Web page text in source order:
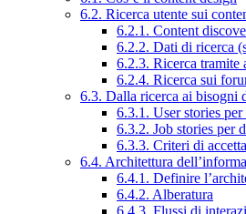
6.2. Ricerca utente sui
6.2.1. Content
6.2.2. Dati di ricerca
6.2.3. Ricerca tramite
6.2.4. Ricerca sui
6.3. Dalla ricerca ai bisogni
6.3.1. User stories
6.3.2. Job stories per
6.3.3. Criteri di
6.4. Architettura
6.4.1. Definire
6.4.2. Alberatura
6.4.3. Flussi di